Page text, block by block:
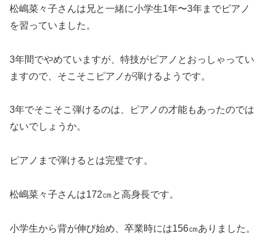
松嶋菜々子さんは兄と一緒に小学生1年〜3年までピアノ
を習っていました。
3年間でやめていますが、特技がピアノとおっしゃってい
ますので、そこそこピアノが弾けるようです。
3年でそこそこ弾けるのは、ピアノの才能もあったのでは
ないでしょうか。
ピアノまで弾けるとは完璧です。
松嶋菜々子さんは172㎝と高身長です。
小学生から背が伸び始め、卒業時には156㎝ありました。